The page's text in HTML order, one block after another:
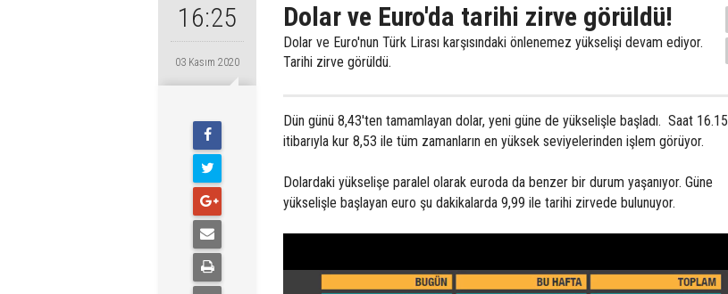
16:25
03 Kasım 2020
Dolar ve Euro'da tarihi zirve görüldü!
Dolar ve Euro'nun Türk Lirası karşısındaki önlenemez yükselişi devam ediyor.
Tarihi zirve görüldü.
Dün günü 8,43'ten tamamlayan dolar, yeni güne de yükselişle başladı. Saat 16.15
itibarıyla kur 8,53 ile tüm zamanların en yüksek seviyelerinden işlem görüyor.
Dolardaki yükselişe paralel olarak euroda da benzer bir durum yaşanıyor. Güne
yükselişle başlayan euro şu dakikalarda 9,99 ile tarihi zirvede bulunuyor.